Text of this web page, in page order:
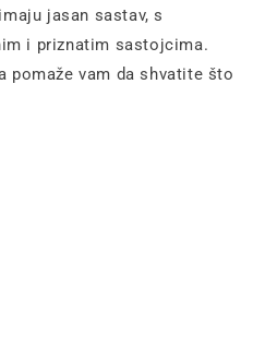
jasan sastav, s
i priznatim sastojcima.
pomaže vam da shvatite što